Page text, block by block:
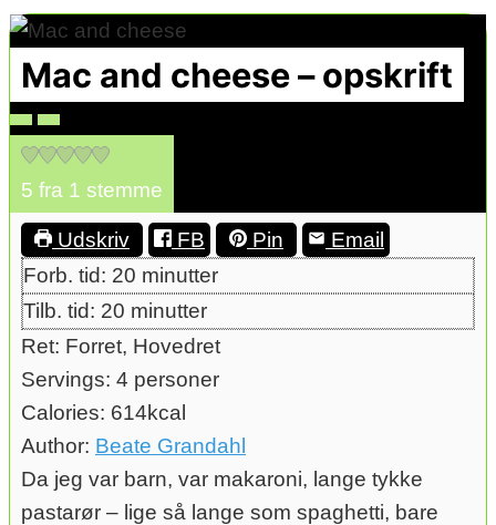
Mac and cheese – opskrift
5 fra 1 stemme
Udskriv FB Pin
Email
Forb. tid: 20 minutter
minutter
Tilb. tid: 20 minutter
minutter
Ret: Forret, Hovedret
Servings: 4 personer
Calories: 614kcal
Author: Beate Grandahl
Da jeg var barn, var makaroni, lange tykke
pastarør – lige så lange som spaghetti, bare